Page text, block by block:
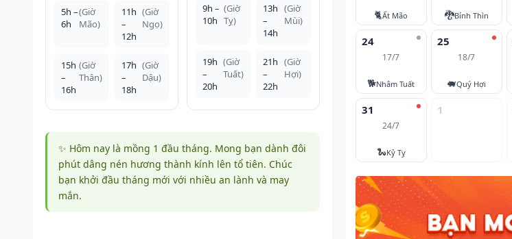
5h –
6h
(Giờ
Mão)
11h
–
12h
(Giờ
Ngọ)
15h
–
16h
(Giờ
Thân)
17h
–
18h
(Giờ
Dậu)
9h –
10h
(Giờ
Tỵ)
13h
–
14h
(Giờ
Mùi)
19h
–
20h
(Giờ
Tuất)
21h
–
22h
(Giờ
Hợi)
✨ Hôm nay là mồng 1 đầu tháng. Mong bạn dành đôi
phút dâng nén hương thành kính lên tổ tiên. Chúc
bạn khởi đầu tháng mới với nhiều an lành và may
mắn.
🐈Ất Mão 🐉Bính Thìn
24
17/7
🐕Nhâm Tuất
25
18/7
🐖Quý Hợi
31
24/7
🐍Kỷ Tỵ
1